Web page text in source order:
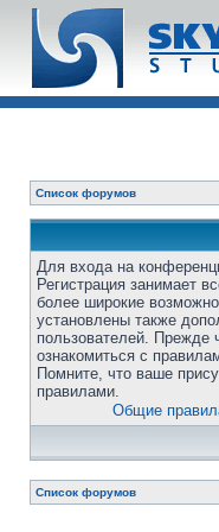
Список форумов
Для входа на
Регистрация занимает
более широкие
установлены также
пользователей. Прежде
ознакомиться с
Помните, что ваше
правилами.
Общие
Список форумов